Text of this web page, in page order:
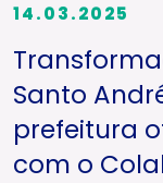
14.03.2025
Santo
prefeitura
com o